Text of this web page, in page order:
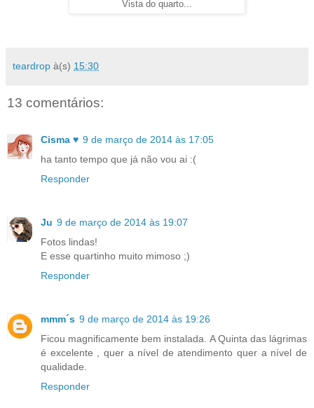
Vista do quarto...
teardrop à(s) 15:30
13 comentários:
Cisma ♥ 9 de março de 2014 às 17:05
ha tanto tempo que já não vou ai :(
Responder
Ju 9 de março de 2014 às 19:07
Fotos lindas!
E esse quartinho muito mimoso ;)
Responder
mmm´s 9 de março de 2014 às 19:26
Ficou magnificamente bem instalada. A Quinta das lágrimas
é excelente , quer a nível de atendimento quer a nível de
qualidade.
Responder